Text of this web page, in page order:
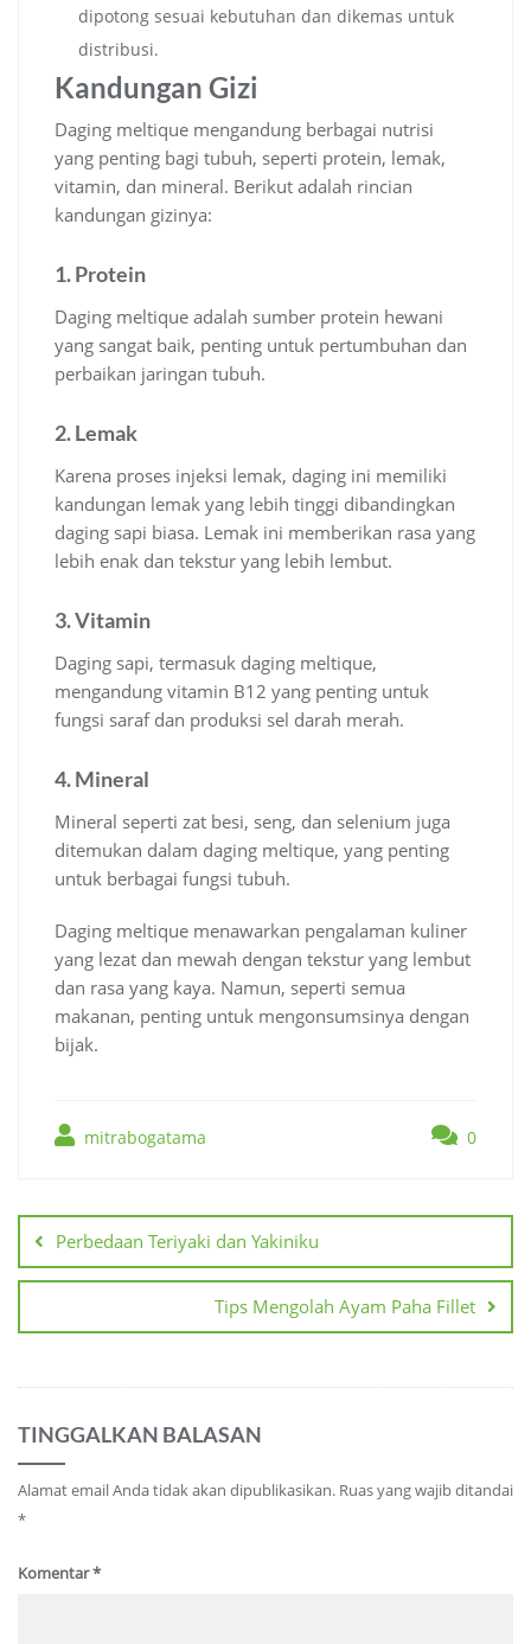
dipotong sesuai kebutuhan dan dikemas untuk
distribusi.
Kandungan Gizi
Daging meltique mengandung berbagai nutrisi
yang penting bagi tubuh, seperti protein, lemak,
vitamin, dan mineral. Berikut adalah rincian
kandungan gizinya:
1. Protein
Daging meltique adalah sumber protein hewani
yang sangat baik, penting untuk pertumbuhan dan
perbaikan jaringan tubuh.
2. Lemak
Karena proses injeksi lemak, daging ini memiliki
kandungan lemak yang lebih tinggi dibandingkan
daging sapi biasa. Lemak ini memberikan rasa yang
lebih enak dan tekstur yang lebih lembut.
3. Vitamin
Daging sapi, termasuk daging meltique,
mengandung vitamin B12 yang penting untuk
fungsi saraf dan produksi sel darah merah.
4. Mineral
Mineral seperti zat besi, seng, dan selenium juga
ditemukan dalam daging meltique, yang penting
untuk berbagai fungsi tubuh.
Daging meltique menawarkan pengalaman kuliner
yang lezat dan mewah dengan tekstur yang lembut
dan rasa yang kaya. Namun, seperti semua
makanan, penting untuk mengonsumsinya dengan
bijak.
mitrabogatama 0
posPerbedaan Teriyaki dan Yakiniku
Tips Mengolah Ayam Paha Fillet
TINGGALKAN BALASAN
Alamat email Anda tidak akan dipublikasikan. Ruas yang wajib ditandai
*
Komentar*